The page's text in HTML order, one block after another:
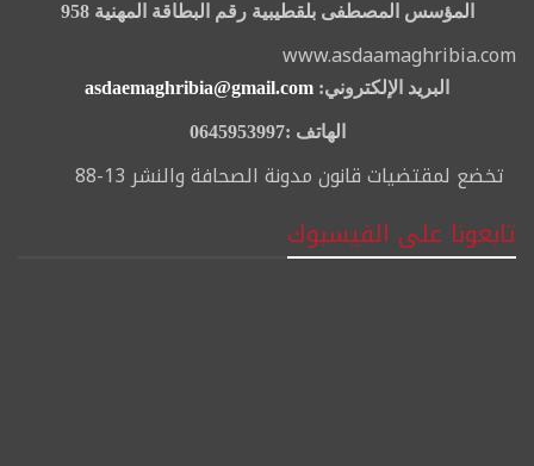
المؤسس المصطفى بلقطيبية رقم البطاقة المهنية 958
www.asdaamaghribia.com
البريد الإلكتروني: asdaemaghribia@gmail.com
الهاتف :0645953997
تخضع لمقتضيات قانون مدونة الصحافة والنشر 13-88
تابعونا على الفيسبوك